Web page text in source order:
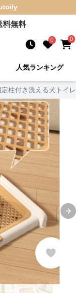
料無料
0 0
人気ランキング
柱付き洗える犬トイ